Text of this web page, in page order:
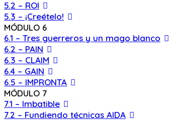
5.2 – ROI
5.3 – ¡Creételo!
MÓDULO 6
6.1 – Tres guerreros y un mago blanco
6.2 – PAIN
6.3 – CLAIM
6.4 – GAIN
6.5 – IMPRONTA
MÓDULO 7
7.1 – Imbatible
7.2 – Fundiendo técnicas AIDA